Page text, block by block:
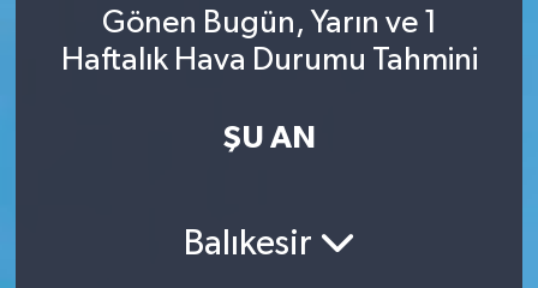
Gönen Bugün, Yarın ve 1
Haftalık Hava Durumu Tahmini
ŞU AN
Balıkesir
Bigadiç
Süper Lig Puan Durumu ve Fikstür